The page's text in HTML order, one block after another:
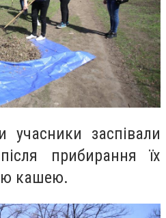
учасники заспівали
прибирання їх
кашею.